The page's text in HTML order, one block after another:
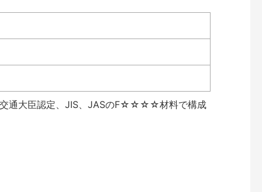
交通大臣認定、JIS、JASのF☆☆☆☆材料で構成